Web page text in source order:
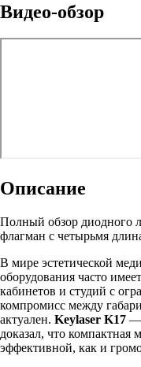
Видео-обзор
Описание
Полный обзор диодного
флагман с четырьмя
В мире эстетической
оборудования часто
кабинетов и студий с
компромисс между
актуален. Keylaser K17 —
доказал, что компактная
эффективной, как и